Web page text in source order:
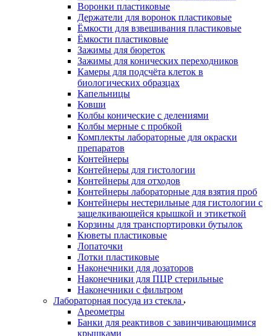
Воронки пластиковые
Держатели для воронок пластиковые
Ёмкости для взвешивания пластиковые
Ёмкости пластиковые
Зажимы для бюреток
Зажимы для конических переходников
Камеры для подсчёта клеток в
биологических образцах
Капельницы
Ковши
Колбы конические с делениями
Колбы мерные с пробкой
Комплекты лабораторные для окраски
препаратов
Контейнеры
Контейнеры для гистологии
Контейнеры для отходов
Контейнеры лабораторные для взятия проб
Контейнеры нестерильные для гистологии с
защелкивающейся крышкой и этикеткой
Корзины для транспортировки бутылок
Кюветы пластиковые
Лопаточки
Лотки пластиковые
Наконечники для дозаторов
Наконечники для ПЦР стерильные
Наконечники с фильтром
Лабораторная посуда из стекла
Ареометры
Банки для реактивов с завинчивающимися
крышками